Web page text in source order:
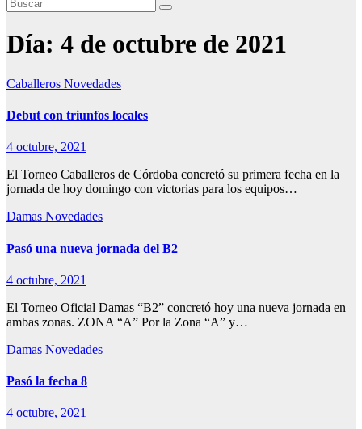
Día: 4 de octubre de 2021
Caballeros Novedades
Debut con triunfos locales
4 octubre, 2021
El Torneo Caballeros de Córdoba concretó su primera fecha en la
jornada de hoy domingo con victorias para los equipos…
Damas Novedades
Pasó una nueva jornada del B2
4 octubre, 2021
El Torneo Oficial Damas “B2” concretó hoy una nueva jornada en
ambas zonas. ZONA “A” Por la Zona “A” y…
Damas Novedades
Pasó la fecha 8
4 octubre, 2021